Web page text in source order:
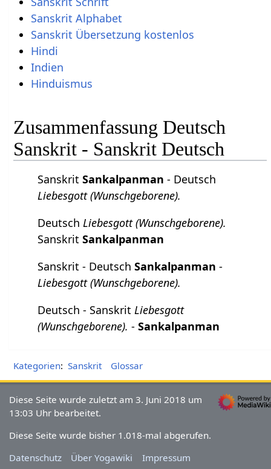
Sanskrit Alphabet
Sanskrit Übersetzung kostenlos
Hindi
Indien
Hinduismus
Zusammenfassung Deutsch
Sanskrit - Sanskrit Deutsch
SanskritSankalpanman - Deutsch
Liebesgott (Wunschgeborene).
Deutsch Liebesgott (Wunschgeborene).
SanskritSankalpanman
Sanskrit - DeutschSankalpanman -
Liebesgott (Wunschgeborene).
Deutsch - Sanskrit Liebesgott
(Wunschgeborene). -Sankalpanman
Kategorien: Sanskrit Glossar
Diese Seite wurde zuletzt am 3. Juni 2018 um
13:03 Uhr bearbeitet.
Diese Seite wurde bisher 1.018-mal abgerufen.
Datenschutz
Über Yogawiki Impressum